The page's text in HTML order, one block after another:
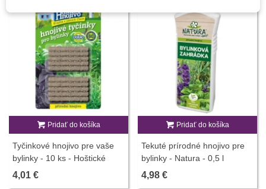
Pridať do košíka
Tyčinkové hnojivo pre vaše
bylinky - 10 ks - Hoštické
hnojivo
4,01 €
Pridať do košíka
Tekuté prírodné hnojivo pre
bylinky - Natura - 0,5 l
4,98 €